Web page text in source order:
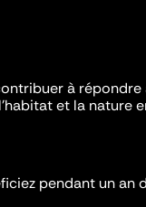
à
et la nature
pendant un